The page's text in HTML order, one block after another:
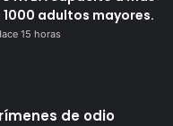
1000 adultos mayores.
15 horas
de odio